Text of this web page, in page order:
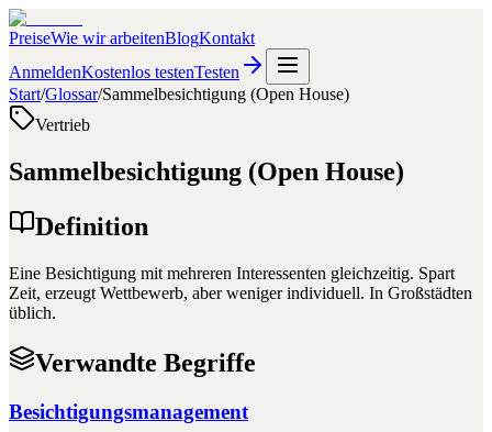
PreiseWie wir arbeitenBlogKontakt
AnmeldenKostenlos testenTesten
Start/Glossar/Sammelbesichtigung (Open House)
Vertrieb
Sammelbesichtigung (Open House)
Definition
Eine Besichtigung mit mehreren Interessenten gleichzeitig. Spart
Zeit, erzeugt Wettbewerb, aber weniger individuell. In Großstädten
üblich.
Verwandte Begriffe
Besichtigungsmanagement